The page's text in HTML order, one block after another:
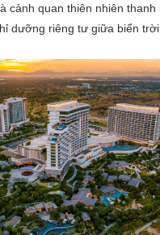
cảnh quan thiên nhiên thanh
dưỡng riêng tư giữa biển trời